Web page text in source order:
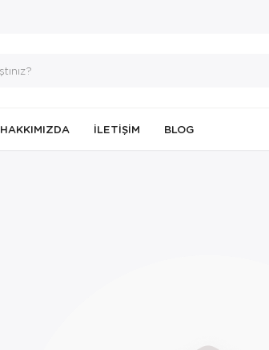
HAKKIMIZDA İLETIŞIM BLOG